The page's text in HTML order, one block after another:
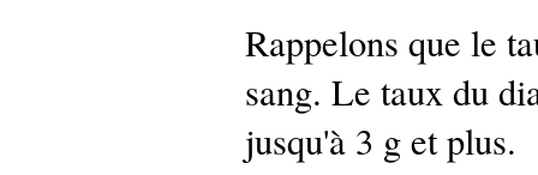
Rappelons que le
sang. Le taux du
jusqu'à 3 g et plus.